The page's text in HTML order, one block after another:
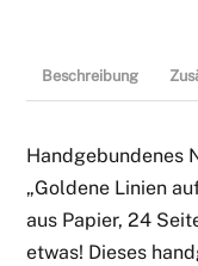
Beschreibung
Handgebundenes
„Goldene Linien
aus Papier, 24
etwas! Dieses